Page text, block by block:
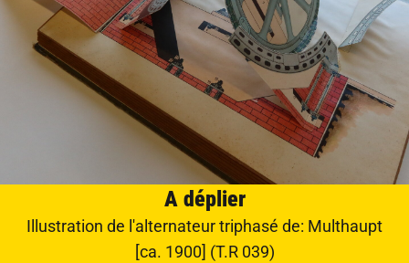
A déplier
Illustration de l'alternateur triphasé de: Multhaupt
[ca. 1900] (T.R 039)